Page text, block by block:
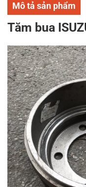
Mô tả sản phẩm
Tăm bua